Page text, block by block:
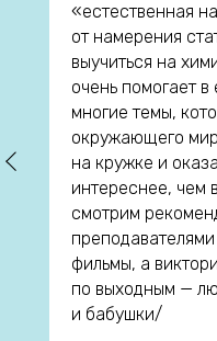
«естественная
от намерения
выучиться на
очень помогает
многие темы,
окружающего
на кружке и
интереснее, чем
смотрим
фильмы, а
по выходным —
и бабушки/